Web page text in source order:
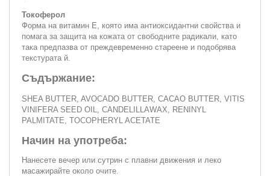
Токоферол
Форма на витамин E, която има антиоксидантни свойства и
помага за защита на кожата от свободните радикали, като
така предпазва от преждевременно стареене и подобрява
текстурата й.
Съдържание:
SHEA BUTTER, AVOCADO BUTTER, CACAO BUTTER, VITIS
VINIFERA SEED OIL, CANDELILLAWAX, RENINYL
PALMITATE, TOCOPHERYL ACETATE
Начин на употреба:
Нанесете вечер или сутрин с плавни движения и леко
масажирайте около очите.